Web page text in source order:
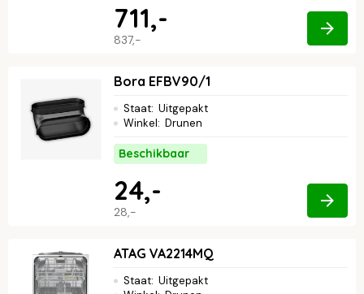
837,-
711,-
Bora EFBV90/1
Staat: Uitgepakt
Winkel: Drunen
Beschikbaar
28,-
24,-
ATAG VA2214MQ
Staat: Uitgepakt